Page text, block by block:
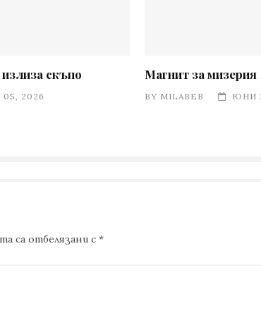
скъпо
2026
Магнит за мизерия
BY MILABEB ЮНИ
са отбелязани с *